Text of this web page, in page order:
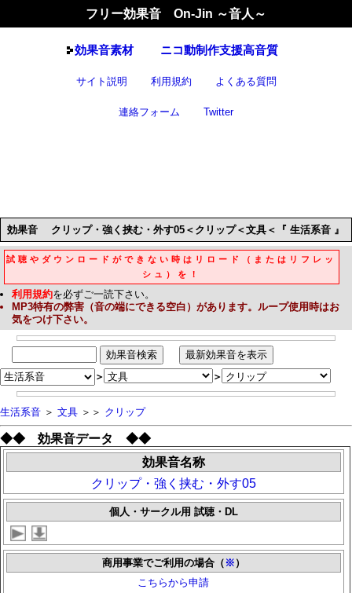
フリー効果音 On-Jin ～音人～
効果音素材 ニコ動制作支援高音質
サイト説明 利用規約 よくある質問
連絡フォーム Twitter
効果音 クリップ・強く挟む・外す05＜クリップ＜文具＜『 生活系音 』
試聴やダウンロードができない時はリロード（またはリフレッ
シュ）を！
利用規約を必ずご一読下さい。
MP3特有の弊害（音の端にできる空白）があります。ループ使用時はお
気をつけ下さい。
＞ ＞
生活系音 ＞ 文具 ＞＞ クリップ
◆◆ 効果音データ ◆◆
効果音名称
クリップ・強く挟む・外す05
個人・サークル用 試聴・DL
商用事業でご利用の場合（ ※ ）
こちらから申請